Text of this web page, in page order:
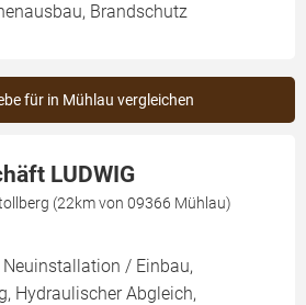
Brandschutz
für in Mühlau vergleichen
LUDWIG
(22km von 09366 Mühlau)
Neuinstallation / Einbau,
Hydraulischer Abgleich,